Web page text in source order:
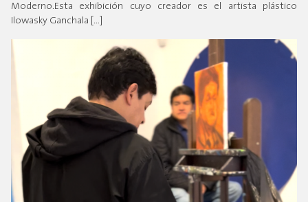
Moderno.Esta exhibición cuyo creador es el artista plástico
Ilowasky Ganchala […]